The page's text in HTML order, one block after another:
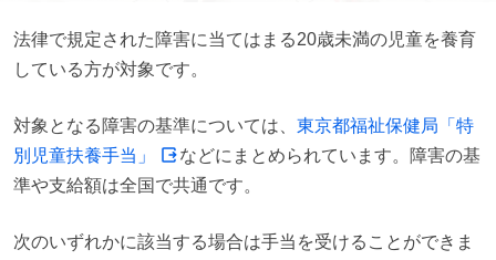
法律で規定された障害に当てはまる20歳未満の児童を養育
している方が対象です。
対象となる障害の基準については、 東京都福祉保健局「特
別児童扶養手当」
などにまとめられています。障害の基
準や支給額は全国で共通です。
次のいずれかに該当する場合は手当を受けることができま